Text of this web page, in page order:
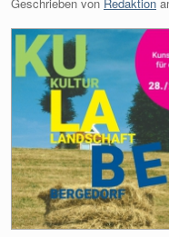
Geschrieben von Redaktion